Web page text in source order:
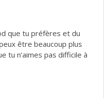
que tu préfères et du
être beaucoup plus
tu n’aimes pas difficile à